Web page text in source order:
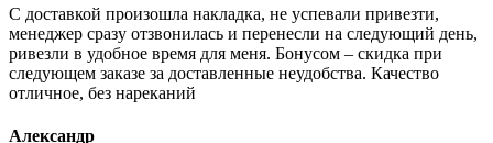
С доставкой произошла накладка, не успевали привезти,
менеджер сразу отзвонилась и перенесли на следующий день,
ривезли в удобное время для меня. Бонусом – скидка при
следующем заказе за доставленные неудобства. Качество
отличное, без нареканий
Александр